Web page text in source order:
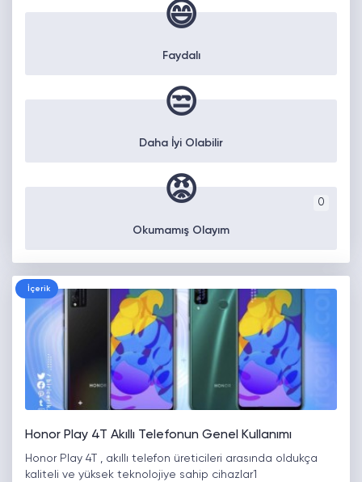
😄
Faydalı
😒
Daha İyi Olabilir
0
😡
Okumamış Olayım
İçerik
Honor Play 4T Akıllı Telefonun Genel Kullanımı
Honor Play 4T , akıllı telefon üreticileri arasında oldukça
kaliteli ve yüksek teknolojiye sahip cihazlar1